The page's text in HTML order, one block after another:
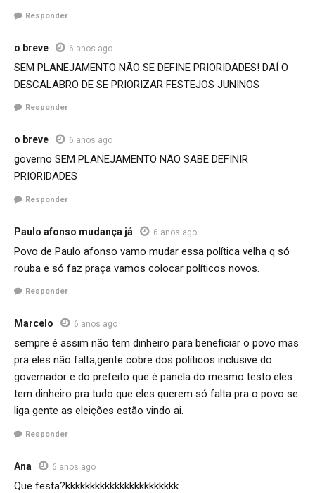
Responder
o breve 6 anos ago
SEM PLANEJAMENTO NÃO SE DEFINE PRIORIDADES! DAÍ O
DESCALABRO DE SE PRIORIZAR FESTEJOS JUNINOS
Responder
o breve 6 anos ago
governo SEM PLANEJAMENTO NÃO SABE DEFINIR
PRIORIDADES
Responder
Paulo afonso mudança já 6 anos ago
Povo de Paulo afonso vamo mudar essa política velha q só
rouba e só faz praça vamos colocar políticos novos.
Responder
Marcelo 6 anos ago
sempre é assim não tem dinheiro para beneficiar o povo mas
pra eles não falta,gente cobre dos políticos inclusive do
governador e do prefeito que é panela do mesmo testo.eles
tem dinheiro pra tudo que eles querem só falta pra o povo se
liga gente as eleições estão vindo ai.
Responder
Ana 6 anos ago
Que festa?kkkkkkkkkkkkkkkkkkkkkkk